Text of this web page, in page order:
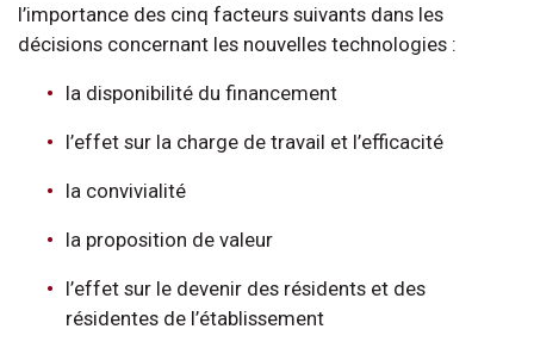
l’importance des cinq facteurs suivants dans les
décisions concernant les nouvelles technologies :
la disponibilité du financement
l’effet sur la charge de travail et l’efficacité
la convivialité
la proposition de valeur
l’effet sur le devenir des résidents et des
résidentes de l’établissement